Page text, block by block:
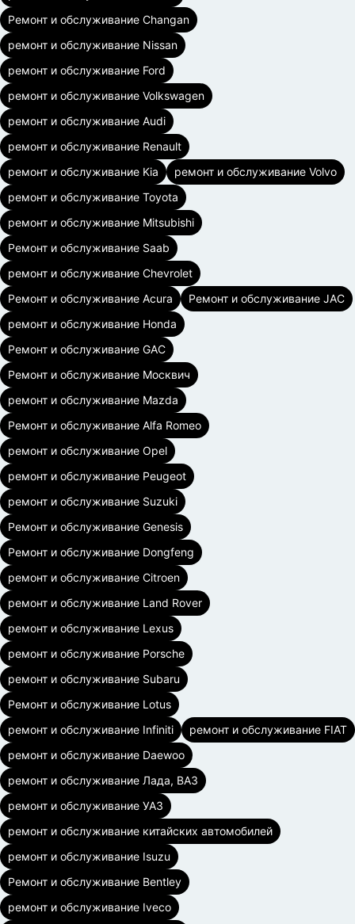
Ремонт и обслуживание Changan
ремонт и обслуживание Nissan
ремонт и обслуживание Ford
ремонт и обслуживание Volkswagen
ремонт и обслуживание Audi
ремонт и обслуживание Renault
ремонт и обслуживание Kia
ремонт и обслуживание Volvo
ремонт и обслуживание Toyota
ремонт и обслуживание Mitsubishi
Ремонт и обслуживание Saab
ремонт и обслуживание Chevrolet
Ремонт и обслуживание Acura
Ремонт и обслуживание JAC
ремонт и обслуживание Honda
Ремонт и обслуживание GAC
Ремонт и обслуживание Москвич
ремонт и обслуживание Mazda
Ремонт и обслуживание Alfa Romeo
ремонт и обслуживание Opel
ремонт и обслуживание Peugeot
ремонт и обслуживание Suzuki
Ремонт и обслуживание Genesis
Ремонт и обслуживание Dongfeng
ремонт и обслуживание Citroen
ремонт и обслуживание Land Rover
ремонт и обслуживание Lexus
ремонт и обслуживание Porsche
ремонт и обслуживание Subaru
Ремонт и обслуживание Lotus
ремонт и обслуживание Infiniti
ремонт и обслуживание FIAT
ремонт и обслуживание Daewoo
ремонт и обслуживание Лада, ВАЗ
ремонт и обслуживание УАЗ
ремонт и обслуживание китайских автомобилей
ремонт и обслуживание Isuzu
Ремонт и обслуживание Bentley
ремонт и обслуживание Iveco